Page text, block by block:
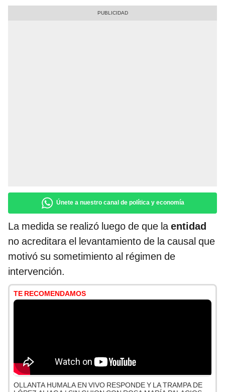
Únete a nuestro canal de política y economía
La medida se realizó luego de que laentidad
no acreditara el levantamiento de la causal que
motivó su sometimiento al régimen de
intervención.
TE RECOMENDAMOS
OLLANTA HUMALA EN VIVO RESPONDE Y LA TRAMPA DE